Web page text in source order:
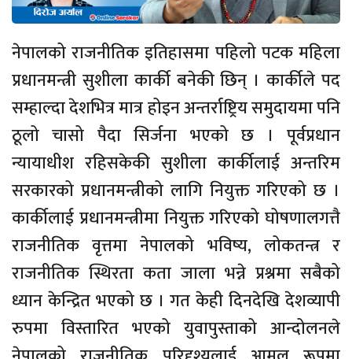
नेपालको राजनीतिक इतिहासमा पहिलो पटक महिला
प्रधानमन्त्री सुशीला कार्की बनेकी छिन् । कार्कीले पद
सम्हाल्दा देशभित्र मात्र होइन अन्तर्राष्ट्रिय समुदायमा पनि
ठूलो चासो पैदा सिर्जना भएको छ । पूर्वप्रधान
न्यायाधीश रहिसकेकी सुशीला कार्कीलाई अन्तरिम
सरकारको प्रधानमन्त्रीको लागि नियुक्त गरिएको छ ।
कार्कीलाई प्रधानमन्त्रीमा नियुक्त गरिएको घोषणालगत्तै
राजनीतिक वृत्तमा नेपालको भविष्य, लोकतन्त्र र
राजनीतिक स्थिरता कता जाला भन्ने प्रश्नमा सबैको
ध्यान केन्द्रित भएको छ । गत केही दिनदेखि देशव्यापी
रुपमा विस्तारित भएको युवापुस्ताको आन्दोलनले